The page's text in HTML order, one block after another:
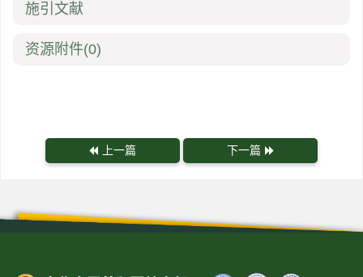
施引文献
资源附件(0)
上一篇 下一篇